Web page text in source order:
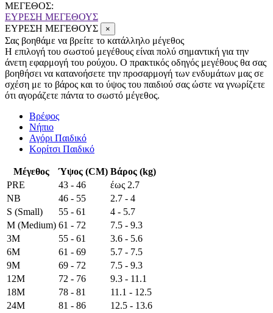
ΜΕΓΕΘΟΣ:
ΕΥΡΕΣΗ ΜΕΓΕΘΟΥΣ
ΕΥΡΕΣΗ ΜΕΓΕΘΟΥΣ
×
Σας βοηθάμε να βρείτε το κατάλληλο μέγεθος
Η επιλογή του σωστού μεγέθους είναι πολύ σημαντική για την
άνετη εφαρμογή του ρούχου. Ο πρακτικός οδηγός μεγέθους θα σας
βοηθήσει να κατανοήσετε την προσαρμογή των ενδυμάτων μας σε
σχέση με το βάρος και το ύψος του παιδιού σας ώστε να γνωρίζετε
ότι αγοράζετε πάντα το σωστό μέγεθος.
Βρέφος
Νήπιο
Αγόρι Παιδικό
Κορίτσι Παιδικό
Μέγεθος Ύψος (CM) Βάρος (kg)
PRE
43 - 46
έως 2.7
NB
46 - 55
2.7 - 4
S (Small)
55 - 61
4 - 5.7
M (Medium) 61 - 72
7.5 - 9.3
3M
55 - 61
3.6 - 5.6
6M
61 - 69
5.7 - 7.5
9M
69 - 72
7.5 - 9.3
12M
72 - 76
9.3 - 11.1
18M
78 - 81
11.1 - 12.5
24M
81 - 86
12.5 - 13.6